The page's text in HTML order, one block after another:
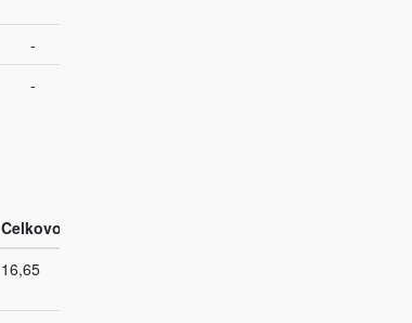
-
-
Celkovo
16,65